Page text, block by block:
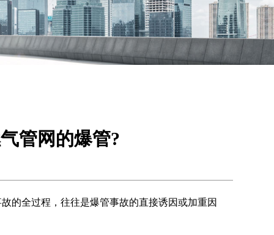
管网的爆管?
的全过程，往往是爆管事故的直接诱因或加重因